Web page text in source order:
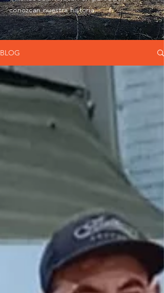
conozcan nuestra historia.
BLOG